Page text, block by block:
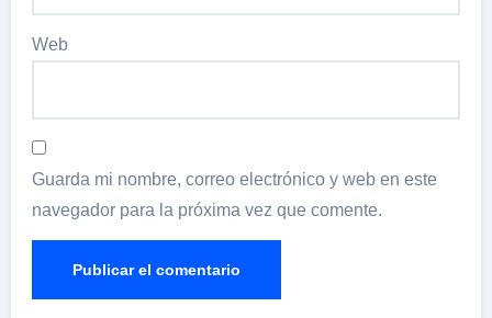
Web
Guarda mi nombre, correo electrónico y web en este
navegador para la próxima vez que comente.